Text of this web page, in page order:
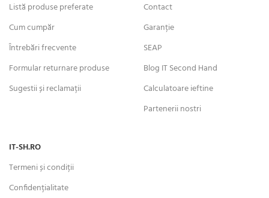
Listă produse preferate
Cum cumpăr
Întrebări frecvente
Formular returnare produse
Sugestii și reclamații
Contact
Garanție
SEAP
Blog IT Second Hand
Calculatoare ieftine
Partenerii nostri
IT-SH.RO
Termeni și condiții
Confidențialitate